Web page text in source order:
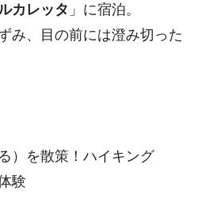
カレッタ 」に宿泊。
み、目の前には澄み切った
）を散策！ハイキング
験